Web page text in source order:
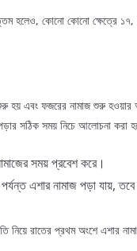
হলেও, কোনো কোনো ক্ষেত্রে
শুরু হয় এবং ফজরের নামাজ শুরু
সঠিক সময় নিচে আলোচনা করা
সময় প্রবেশ করে।
এশার নামাজ পড়া যায়,
নিয়ে রাতের প্রথম অংশে এশার